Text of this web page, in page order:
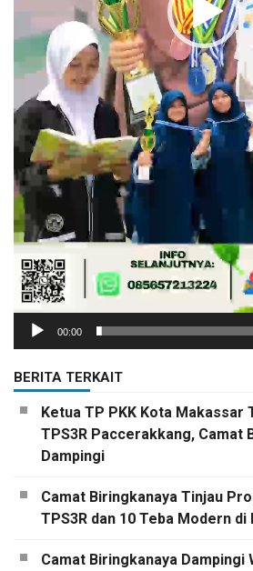
00:00
BERITA TERKAIT
Ketua TP PKK Kota Makassar
TPS3R Paccerakkang, Camat
Dampingi
Camat Biringkanaya Tinjau
TPS3R dan 10 Teba Modern
Camat Biringkanaya Dampingi